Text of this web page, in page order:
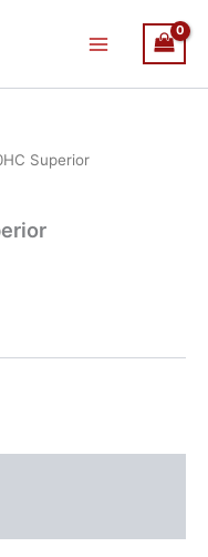
Menu
Superior